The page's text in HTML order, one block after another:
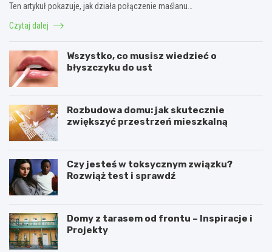
Ten artykuł pokazuje, jak działa połączenie maślanu…
Czytaj dalej
Wszystko, co musisz wiedzieć o
błyszczyku do ust
Rozbudowa domu: jak skutecznie
zwiększyć przestrzeń mieszkalną
Czy jesteś w toksycznym związku?
Rozwiąż test i sprawdź
Domy z tarasem od frontu – Inspiracje i
Projekty
J
S